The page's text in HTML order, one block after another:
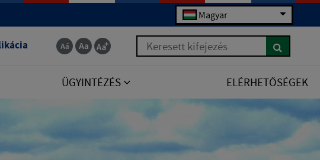
Magyar
Keresett kifejezés
ÜGYINTÉZÉS ELÉRHETŐSÉGEK